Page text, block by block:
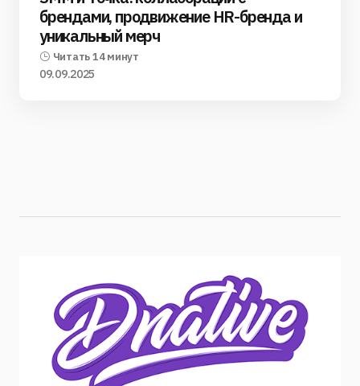
брендами, продвижение HR-бренда и
уникальный мерч
Читать 14 минут
09.09.2025